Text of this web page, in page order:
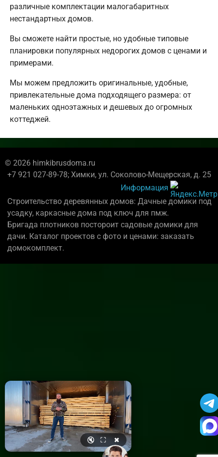
различные комплектации малогабаритных
нестандартных домов.
Вы сможете найти простые, но удобные типовые
планировки популярных недорогих домов с ценами и
примерами.
Мы можем предложить оригинальные, удобные,
привлекательные дома подходящего размера: от
маленьких одноэтажных и дешевых до огромных
коттеджей.
© 2026 himkibrusdoma.ru
+7 921 027-89-78; Химки, ул. Соколово-Мещерская, д. 25
Информация
Строительство деревянных домов: Дачные домики под
усадку, каркасные дома под ключ для пмж.
Бригада плотников постороит садовые домики для
дачи. Каталог проектов с фото и ценами: заказать
домокомплект.
🔇 ⛶ ✖